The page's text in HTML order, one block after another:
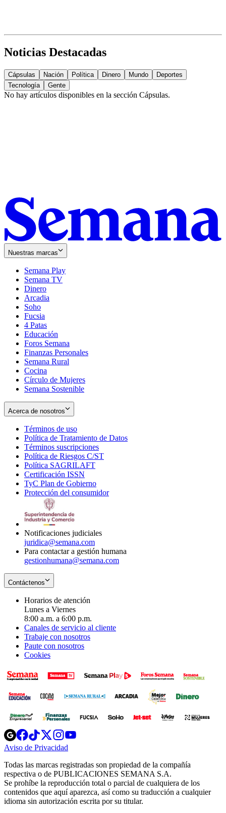
Noticias Destacadas
Cápsulas Nación Política Dinero Mundo
Deportes
Tecnología
Gente
No hay artículos disponibles en la sección Cápsulas.
Nuestras marcas
Semana Play
Semana TV
Dinero
Arcadia
Soho
in
new
window
Fucsia
in
new
window
4 Patas
Educación
Foros Semana
Finanzas Personales
Semana Rural
Cocina
Círculo de Mujeres
Semana Sostenible
Acerca de nosotros
Términos de uso
in
new
window
Política de Tratamiento de Datos
Términos suscripciones
in
Política de Riesgos C/ST
Política SAGRILAFT
new
window
Certificación ISSN
in
new
TyC Plan de Gobierno
in
Protección del consumidorOpens
Notificaciones judiciales
juridica@semana.com
Para contactar a gestión humana
gestionhumana@semana.com
Contáctenos
Horarios de atención
Lunes a Viernes
8:00 a.m. a 6:00 p.m.
Canales de servicio al cliente
Trabaje con nosotros
Paute con nosotros
Cookies
Opens
in
new
Opens
in
new
Opens
in
new
window
Opens
new
windowwindow
Aviso de Privacidad
new
window
Todas las marcas registradas son propiedad de la compañía
respectiva o de PUBLICACIONES SEMANA S.A.
Se prohíbe la reproducción total o parcial de cualquiera de los
contenidos que aquí aparezca, así como su traducción a cualquier
idioma sin autorización escrita por su titular.